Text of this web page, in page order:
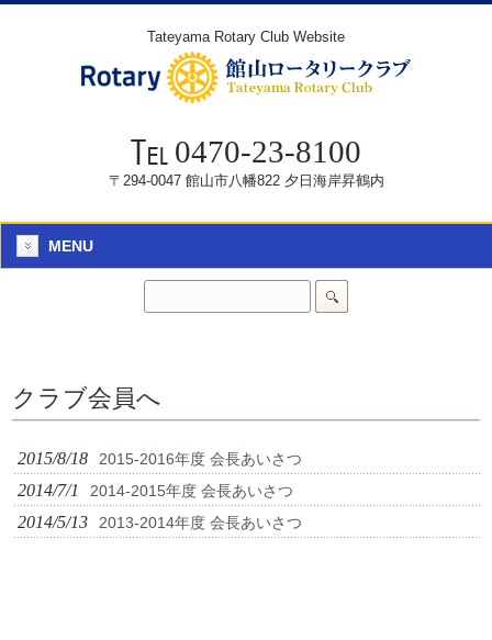
Tateyama Rotary Club Website
0470-23-8100
〒294-0047 館山市八幡822 夕日海岸昇鶴内
MENU
クラブ会員へ
2015/8/18 2015-2016年度 会長あいさつ
2014/7/1 2014-2015年度 会長あいさつ
2014/5/13 2013-2014年度 会長あいさつ